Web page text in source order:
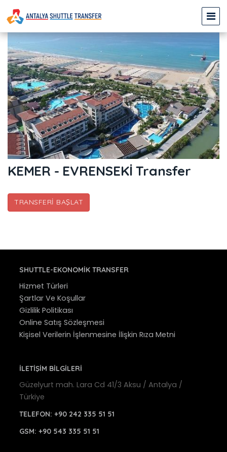
KEMER - EVRENSEKİ Transfer
TRANSFERI BAŞLAT
SHUTTLE-EKONOMIK TRANSFER
Hizmet Türleri
Şartlar Ve Koşullar
Gizlilik Politikası
Online Satış Sözleşmesi
Kişisel Verilerin İşlenmesine İlişkin Rıza Metni
İLETİŞİM BİLGİLERİ
Güzelyurt mah. Lara Cd 41/3 Aksu / Antalya /
Türkiye
TELEFON: +90 242 335 51 51
GSM: +90 543 335 51 51